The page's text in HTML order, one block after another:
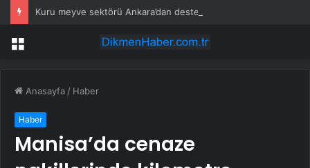
Kuru meyve sektörü Ankara’dan destek istedi
Menü
Anasayfa / Haber
Haber
Manisa’da cenaze